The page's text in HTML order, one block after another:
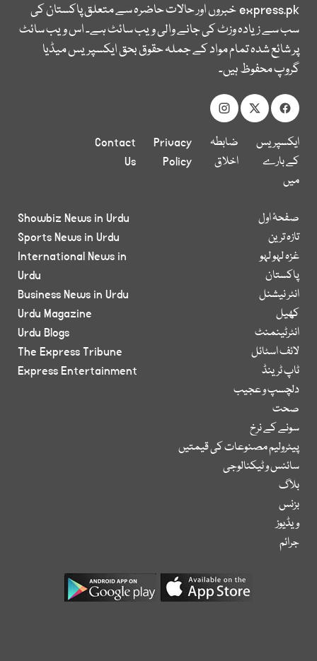
express.pkخبروں اور حالات حاضرہ سے متعلق پاکستان کی
سب سے زیادہ وزٹ کی جانے والی ویب سائٹ ہے۔ اس ویب سائٹ
پر شائع شدہ تمام مواد کے جملہ حقوق بحق ایکسپریس میڈیا
گروپ محفوظ ہیں۔
ایکسپریس
کے بارے
میں
ضابطہ
اخلاق
Privacy
Policy
Contact
Us
صفحۂ اول
تازہ ترین
غزہ لہو لہو
پاکستان
انٹر نیشنل
کھیل
انٹرٹینمنٹ
لائف اسٹائل
ٹاپ ٹرینڈ
دلچسپ و عجیب
صحت
سونے کے نرخ
پیٹرولیم مصنوعات کی قیمتیں
سائنس و ٹیکنالوجی
بلاگ
بزنس
ویڈیوز
جرائم
Showbiz News in Urdu
Sports News in Urdu
International News in
Urdu
Business News in Urdu
Urdu Magazine
Urdu Blogs
The Express Tribune
Express Entertainment